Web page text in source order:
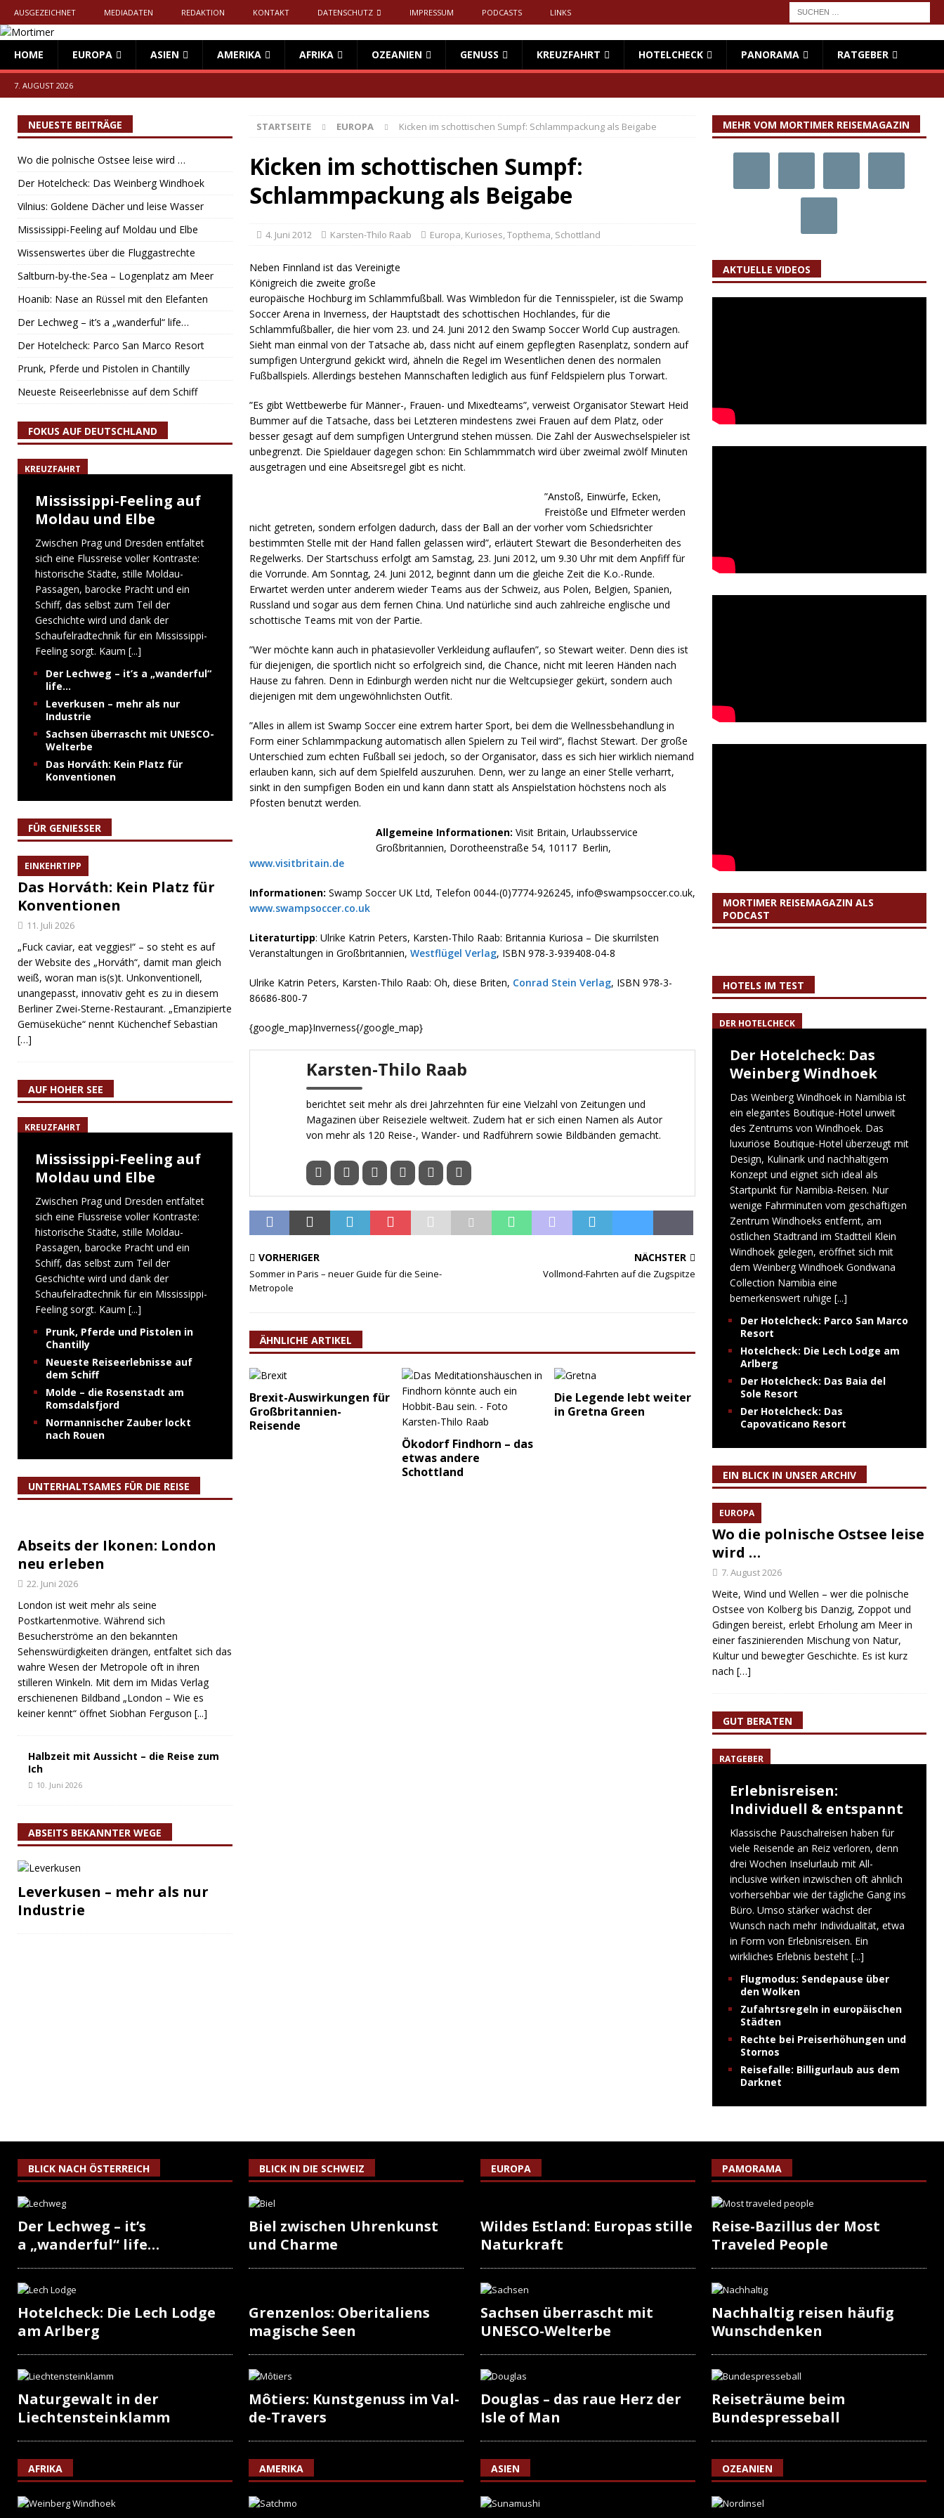
AUSGEZEICHNET MEDIADATEN REDAKTION KONTAKT DATENSCHUTZ IMPRESSUM PODCASTS LINKS
HOME EUROPA ASIEN AMERIKA AFRIKA OZEANIEN GENUSS KREUZFAHRT HOTELCHECK PANORAMA RATGEBER
7. AUGUST 2026
STARTSEITE EUROPA Kicken im schottischen Sumpf: Schlammpackung als Beigabe
Kicken im schottischen Sumpf:
Schlammpackung als Beigabe
4. Juni 2012 Karsten-Thilo Raab Europa, Kurioses,Topthema, Schottland
Neben Finnland ist das Vereinigte
Königreich die zweite große
europäische Hochburg im Schlammfußball. Was Wimbledon für die Tennisspieler, ist die Swamp
Soccer Arena in Inverness, der Hauptstadt des schottischen Hochlandes, für die
Schlammfußballer, die hier vom 23. und 24. Juni 2012 den Swamp Soccer World Cup austragen.
Sieht man einmal von der Tatsache ab, dass nicht auf einem gepflegten Rasenplatz, sondern auf
sumpfigen Untergrund gekickt wird, ähneln die Regel im Wesentlichen denen des normalen
Fußballspiels. Allerdings bestehen Mannschaften lediglich aus fünf Feldspielern plus Torwart.
”Es gibt Wettbewerbe für Männer-, Frauen- und Mixedteams”, verweist Organisator Stewart Heid
Bummer auf die Tatsache, dass bei Letzteren mindestens zwei Frauen auf dem Platz, oder
besser gesagt auf dem sumpfigen Untergrund stehen müssen. Die Zahl der Auswechselspieler ist
unbegrenzt. Die Spieldauer dagegen schon: Ein Schlammmatch wird über zweimal zwölf Minuten
ausgetragen und eine Abseitsregel gibt es nicht.
”Anstoß, Einwürfe, Ecken,
Freistöße und Elfmeter werden
nicht getreten, sondern erfolgen dadurch, dass der Ball an der vorher vom Schiedsrichter
bestimmten Stelle mit der Hand fallen gelassen wird”, erläutert Stewart die Besonderheiten des
Regelwerks. Der Startschuss erfolgt am Samstag, 23. Juni 2012, um 9.30 Uhr mit dem Anpfiff für
die Vorrunde. Am Sonntag, 24. Juni 2012, beginnt dann um die gleiche Zeit die K.o.-Runde.
Erwartet werden unter anderem wieder Teams aus der Schweiz, aus Polen, Belgien, Spanien,
Russland und sogar aus dem fernen China. Und natürliche sind auch zahlreiche englische und
schottische Teams mit von der Partie.
”Wer möchte kann auch in phatasievoller Verkleidung auflaufen”, so Stewart weiter. Denn dies ist
für diejenigen, die sportlich nicht so erfolgreich sind, die Chance, nicht mit leeren Händen nach
Hause zu fahren. Denn in Edinburgh werden nicht nur die Weltcupsieger gekürt, sondern auch
diejenigen mit dem ungewöhnlichsten Outfit.
”Alles in allem ist Swamp Soccer eine extrem harter Sport, bei dem die Wellnessbehandlung in
Form einer Schlammpackung automatisch allen Spielern zu Teil wird”, flachst Stewart. Der große
Unterschied zum echten Fußball sei jedoch, so der Organisator, dass es sich hier wirklich niemand
erlauben kann, sich auf dem Spielfeld auszuruhen. Denn, wer zu lange an einer Stelle verharrt,
sinkt in den sumpfigen Boden ein und kann dann statt als Anspielstation höchstens noch als
Pfosten benutzt werden.
Allgemeine Informationen: Visit Britain, Urlaubsservice
Großbritannien, Dorotheenstraße 54, 10117 Berlin,
www.visitbritain.de
Informationen: Swamp Soccer UK Ltd, Telefon 0044-(0)7774-926245, info@swampsoccer.co.uk,
www.swampsoccer.co.uk
Literaturtipp: Ulrike Katrin Peters, Karsten-Thilo Raab: Britannia Kuriosa – Die skurrilsten
Veranstaltungen in Großbritannien, Westflügel Verlag, ISBN 978-3-939408-04-8
Ulrike Katrin Peters, Karsten-Thilo Raab: Oh, diese Briten, Conrad Stein Verlag, ISBN 978-3-
86686-800-7
{google_map}Inverness{/google_map}
Karsten-Thilo Raab
berichtet seit mehr als drei Jahrzehnten für eine Vielzahl von Zeitungen und
Magazinen über Reiseziele weltweit. Zudem hat er sich einen Namen als Autor
von mehr als 120 Reise-, Wander- und Radführern sowie Bildbänden gemacht.
VORHERIGER
Sommer in Paris – neuer Guide für die Seine-
Metropole
NÄCHSTER
Vollmond-Fahrten auf die Zugspitze
ÄHNLICHE ARTIKEL
Brexit-Auswirkungen für
Großbritannien-
Reisende
Ökodorf Findhorn – das
etwas andere
Schottland
Die Legende lebt weiter
in Gretna Green
NEUESTE BEITRÄGE
Wo die polnische Ostsee leise wird …
Der Hotelcheck: Das Weinberg Windhoek
Vilnius: Goldene Dächer und leise Wasser
Mississippi-Feeling auf Moldau und Elbe
Wissenswertes über die Fluggastrechte
Saltburn-by-the-Sea – Logenplatz am Meer
Hoanib: Nase an Rüssel mit den Elefanten
Der Lechweg – it’s a „wanderful“ life…
Der Hotelcheck: Parco San Marco Resort
Prunk, Pferde und Pistolen in Chantilly
Neueste Reiseerlebnisse auf dem Schiff
FOKUS AUF DEUTSCHLAND
KREUZFAHRT
Mississippi-Feeling auf
Moldau und Elbe
Zwischen Prag und Dresden entfaltet
sich eine Flussreise voller Kontraste:
historische Städte, stille Moldau-
Passagen, barocke Pracht und ein
Schiff, das selbst zum Teil der
Geschichte wird und dank der
Schaufelradtechnik für ein Mississippi-
Feeling sorgt. Kaum [...]
Der Lechweg – it’s a „wanderful“
life…
Leverkusen – mehr als nur
Industrie
Sachsen überrascht mit UNESCO-
Welterbe
Das Horváth: Kein Platz für
Konventionen
FÜR GENIESSER
EINKEHRTIPP
Das Horváth: Kein Platz für
Konventionen
11. Juli 2026
„Fuck caviar, eat veggies!“ – so steht es auf
der Website des „Horváth“, damit man gleich
weiß, woran man is(s)t. Unkonventionell,
unangepasst, innovativ geht es zu in diesem
Berliner Zwei-Sterne-Restaurant. „Emanzipierte
Gemüseküche“ nennt Küchenchef Sebastian
[…]
AUF HOHER SEE
KREUZFAHRT
Mississippi-Feeling auf
Moldau und Elbe
Zwischen Prag und Dresden entfaltet
sich eine Flussreise voller Kontraste:
historische Städte, stille Moldau-
Passagen, barocke Pracht und ein
Schiff, das selbst zum Teil der
Geschichte wird und dank der
Schaufelradtechnik für ein Mississippi-
Feeling sorgt. Kaum [...]
Prunk, Pferde und Pistolen in
Chantilly
Neueste Reiseerlebnisse auf
dem Schiff
Molde – die Rosenstadt am
Romsdalsfjord
Normannischer Zauber lockt
nach Rouen
UNTERHALTSAMES FÜR DIE REISE
Abseits der Ikonen: London
neu erleben
22. Juni 2026
London ist weit mehr als seine
Postkartenmotive. Während sich
Besucherströme an den bekannten
Sehenswürdigkeiten drängen, entfaltet sich das
wahre Wesen der Metropole oft in ihren
stilleren Winkeln. Mit dem im Midas Verlag
erschienenen Bildband „London – Wie es
keiner kennt“ öffnet Siobhan Ferguson [...]
Halbzeit mit Aussicht – die Reise zum
Ich
10. Juni 2026
ABSEITS BEKANNTER WEGE
Leverkusen – mehr als nur
Industrie
MEHR VOM MORTIMER REISEMAGAZIN
AKTUELLE VIDEOS
MORTIMER REISEMAGAZIN ALS
PODCAST
HOTELS IM TEST
DER HOTELCHECK
Der Hotelcheck: Das
Weinberg Windhoek
Das Weinberg Windhoek in Namibia ist
ein elegantes Boutique-Hotel unweit
des Zentrums von Windhoek. Das
luxuriöse Boutique-Hotel überzeugt mit
Design, Kulinarik und nachhaltigem
Konzept und eignet sich ideal als
Startpunkt für Namibia-Reisen. Nur
wenige Fahrminuten vom geschäftigen
Zentrum Windhoeks entfernt, am
östlichen Stadtrand im Stadtteil Klein
Windhoek gelegen, eröffnet sich mit
dem Weinberg Windhoek Gondwana
Collection Namibia eine
bemerkenswert ruhige [...]
Der Hotelcheck: Parco San Marco
Resort
Hotelcheck: Die Lech Lodge am
Arlberg
Der Hotelcheck: Das Baia del
Sole Resort
Der Hotelcheck: Das
Capovaticano Resort
EIN BLICK IN UNSER ARCHIV
EUROPA
Wo die polnische Ostsee leise
wird …
7. August 2026
Weite, Wind und Wellen – wer die polnische
Ostsee von Kolberg bis Danzig, Zoppot und
Gdingen bereist, erlebt Erholung am Meer in
einer faszinierenden Mischung von Natur,
Kultur und bewegter Geschichte. Es ist kurz
nach […]
GUT BERATEN
RATGEBER
Erlebnisreisen:
Individuell & entspannt
Klassische Pauschalreisen haben für
viele Reisende an Reiz verloren, denn
drei Wochen Inselurlaub mit All-
inclusive wirken inzwischen oft ähnlich
vorhersehbar wie der tägliche Gang ins
Büro. Umso stärker wächst der
Wunsch nach mehr Individualität, etwa
in Form von Erlebnisreisen. Ein
wirkliches Erlebnis besteht [...]
Flugmodus: Sendepause über
den Wolken
Zufahrtsregeln in europäischen
Städten
Rechte bei Preiserhöhungen und
Stornos
Reisefalle: Billigurlaub aus dem
Darknet
BLICK NACH ÖSTERREICH
Der Lechweg – it’s
a „wanderful“ life…
Hotelcheck: Die Lech Lodge
am Arlberg
Naturgewalt in der
Liechtensteinklamm
AFRIKA
BLICK IN DIE SCHWEIZ
Biel zwischen Uhrenkunst
und Charme
Grenzenlos: Oberitaliens
magische Seen
Môtiers: Kunstgenuss im Val-
de-Travers
AMERIKA
EUROPA
Wildes Estland: Europas stille
Naturkraft
Sachsen überrascht mit
UNESCO-Welterbe
Douglas – das raue Herz der
Isle of Man
ASIEN
PAMORAMA
Reise-Bazillus der Most
Traveled People
Nachhaltig reisen häufig
Wunschdenken
Reiseträume beim
Bundespresseball
OZEANIEN